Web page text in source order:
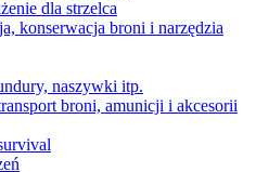
dla strzelca
konserwacja broni i narzędzia
naszywki itp.
broni, amunicji i akcesorii